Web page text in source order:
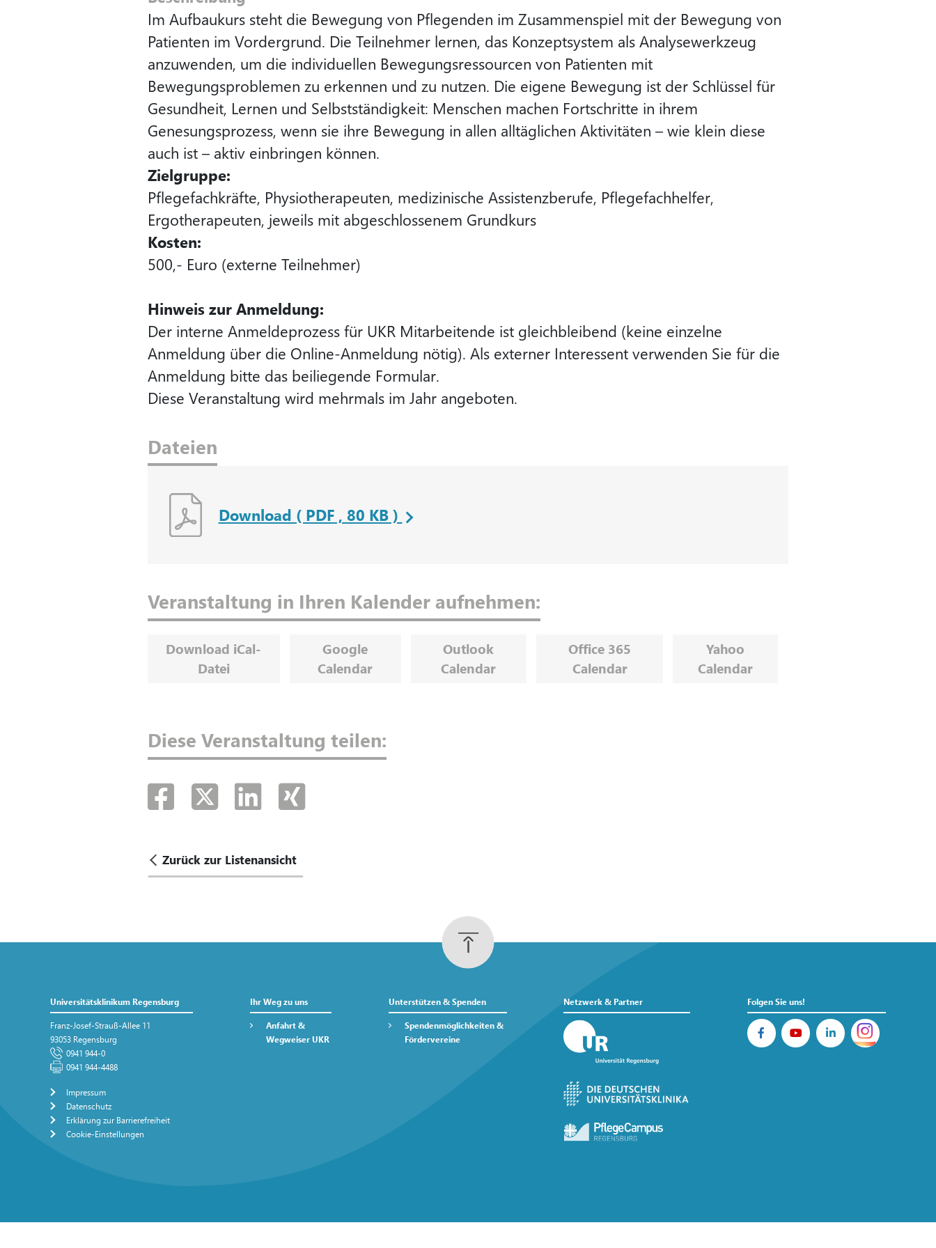
Im Aufbaukurs steht die Bewegung von Pflegenden im Zusammenspiel mit der Bewegung von
Patienten im Vordergrund. Die Teilnehmer lernen, das Konzeptsystem als Analysewerkzeug
anzuwenden, um die individuellen Bewegungsressourcen von Patienten mit
Bewegungsproblemen zu erkennen und zu nutzen. Die eigene Bewegung ist der Schlüssel für
Gesundheit, Lernen und Selbstständigkeit: Menschen machen Fortschritte in ihrem
Genesungsprozess, wenn sie ihre Bewegung in allen alltäglichen Aktivitäten – wie klein diese
auch ist – aktiv einbringen können.
Zielgruppe:
Pflegefachkräfte, Physiotherapeuten, medizinische Assistenzberufe, Pflegefachhelfer,
Ergotherapeuten, jeweils mit abgeschlossenem Grundkurs
Kosten:
500,- Euro (externe Teilnehmer)
Hinweis zur Anmeldung:
Der interne Anmeldeprozess für UKR Mitarbeitende ist gleichbleibend (keine einzelne
Anmeldung über die Online-Anmeldung nötig). Als externer Interessent verwenden Sie für die
Anmeldung bitte das beiliegende Formular.
Diese Veranstaltung wird mehrmals im Jahr angeboten.
Dateien
Download ( PDF , 80 KB )
Veranstaltung in Ihren Kalender aufnehmen:
Download iCal-
Datei
Google
Calendar
Outlook
Calendar
Office 365
Calendar
Yahoo
Calendar
Diese Veranstaltung teilen:
Zurück zur Listenansicht
Universitätsklinikum Regensburg
Franz-Josef-Strauß-Allee 11
93053 Regensburg
0941 944-0
0941 944-4488
Impressum
Datenschutz
Erklärung zur Barrierefreiheit
Cookie-Einstellungen
Ihr Weg zu uns
Anfahrt &
Wegweiser UKR
Unterstützen & Spenden
Spendenmöglichkeiten &
Fördervereine
Netzwerk & Partner Folgen Sie uns!